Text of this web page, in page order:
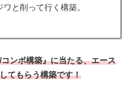
と削って行く構築。
ンボ構築』に当たる、エース
てもらう構築です！